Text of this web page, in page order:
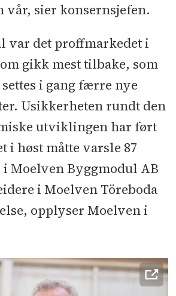
vår, sier konsernsjefen.
var det proffmarkedet i
gikk mest tilbake, som
i gang færre nye
Usikkerheten rundt den
utviklingen har ført
i høst måtte varsle 87
Moelven Byggmodul AB
i Moelven Töreboda
opplyser Moelven i